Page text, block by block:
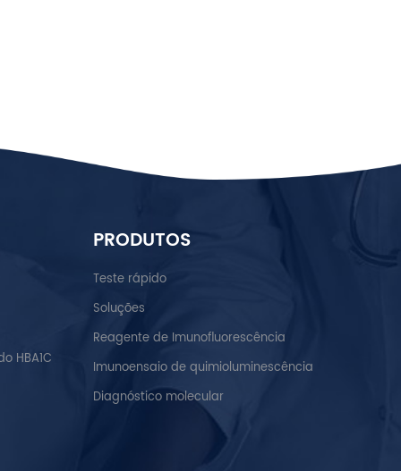
HBA1C
PRODUTOS
Teste rápido
Soluções
Reagente de Imunofluorescência
Imunoensaio de quimioluminescência
Diagnóstico molecular